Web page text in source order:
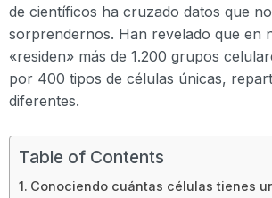
de científicos ha cruzado datos que
sorprendernos. Han revelado que en
«residen» más de 1.200 grupos
por 400 tipos de células únicas,
diferentes.
Table of Contents
Conociendo cuántas células tienes